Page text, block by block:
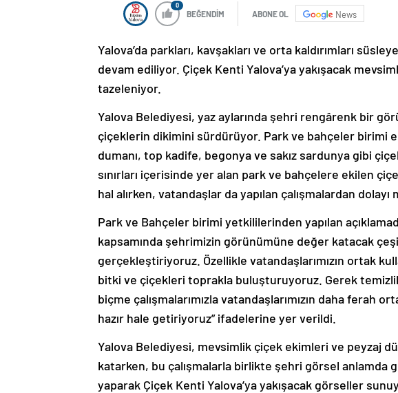
0
BEĞENDİM ABONE OL News
Yalova’da parkları, kavşakları ve orta kaldırımları
devam ediliyor. Çiçek Kenti Yalova’ya yakışacak
tazeleniyor.
Yalova Belediyesi, yaz aylarında şehri rengârenk bir
çiçeklerin dikimini sürdürüyor. Park ve bahçeler birimi
dumanı, top kadife, begonya ve sakız sardunya gibi
sınırları içerisinde yer alan park ve bahçelere ekilen
hal alırken, vatandaşlar da yapılan çalışmalardan
Park ve Bahçeler birimi yetkililerinden yapılan
kapsamında şehrimizin görünümüne değer katacak
gerçekleştiriyoruz. Özellikle vatandaşlarımızın ortak
bitki ve çiçekleri toprakla buluşturuyoruz. Gerek
biçme çalışmalarımızla vatandaşlarımızın daha ferah
hazır hale getiriyoruz” ifadelerine yer verildi.
Yalova Belediyesi, mevsimlik çiçek ekimleri ve peyzaj
katarken, bu çalışmalarla birlikte şehri görsel anlamda
yaparak Çiçek Kenti Yalova’ya yakışacak görseller